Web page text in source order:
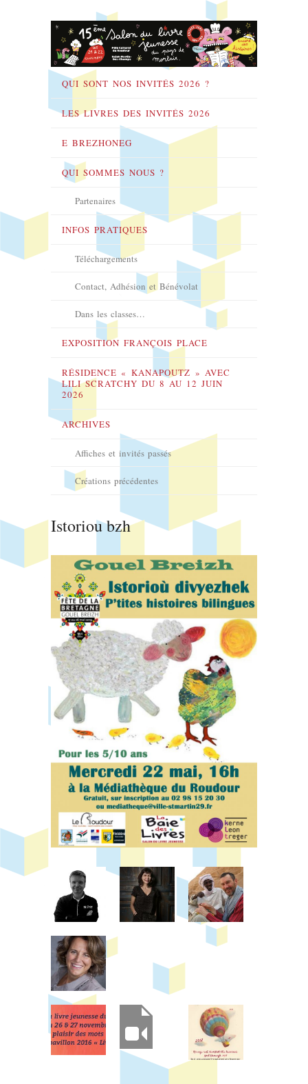
QUI SONT NOS INVITÉS 2026 ?
LES LIVRES DES INVITÉS 2026
E BREZHONEG
QUI SOMMES NOUS ?
Partenaires
INFOS PRATIQUES
Téléchargements
Contact, Adhésion et Bénévolat
Dans les classes…
EXPOSITION FRANÇOIS PLACE
RÉSIDENCE « KANAPOUTZ » AVEC
LILI SCRATCHY DU 8 AU 12 JUIN
2026
ARCHIVES
Affiches et invités passés
Créations précédentes
Istoriou bzh